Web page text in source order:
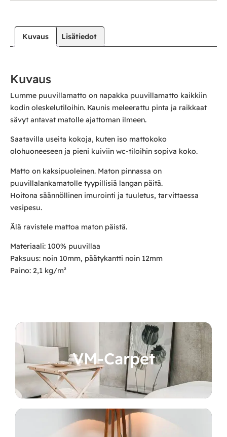
Kuvaus Lisätiedot
Kuvaus
Lumme puuvillamatto on napakka puuvillamatto kaikkiin
kodin oleskelutiloihin. Kaunis meleerattu pinta ja raikkaat
sävyt antavat matolle ajattoman ilmeen.
Saatavilla useita kokoja, kuten iso mattokoko
olohuoneeseen ja pieni kuiviin wc-tiloihin sopiva koko.
Matto on kaksipuoleinen. Maton pinnassa on
puuvillalankamatolle tyypillisiä langan päitä.
Hoitona säännöllinen imurointi ja tuuletus, tarvittaessa
vesipesu.
Älä ravistele mattoa maton päistä.
Materiaali: 100% puuvillaa
Paksuus: noin 10mm, päätykantti noin 12mm
Paino: 2,1 kg/m²
VM-Carpet